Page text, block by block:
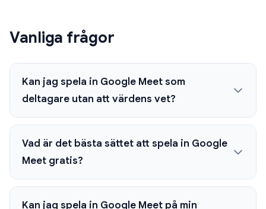
Vanliga frågor
Kan jag spela in Google Meet som
deltagare utan att värdens vet?
Vad är det bästa sättet att spela in Google
Meet gratis?
Kan jag spela in Google Meet på min